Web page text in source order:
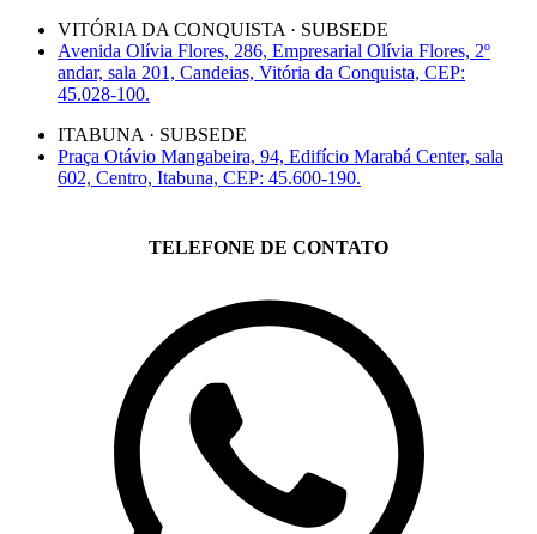
VITÓRIA DA CONQUISTA · SUBSEDE
Avenida Olívia Flores, 286, Empresarial Olívia Flores, 2º
andar, sala 201, Candeias, Vitória da Conquista, CEP:
45.028-100.
ITABUNA · SUBSEDE
Praça Otávio Mangabeira, 94, Edifício Marabá Center, sala
602, Centro, Itabuna, CEP: 45.600-190.
TELEFONE DE CONTATO